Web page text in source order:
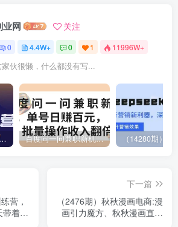
业网 关注
0 4.4W+ 0 1 11996W+
家伙很懒，什么都没有写...
业到内容到转化一站式学 价值5980元 百度问一问兼职新机遇，单号日赚百元，批量操作收入翻倍
营，
带着做
下一篇
（2476期）秋秋漫画电商:漫
画引力魔方、秋秋漫画直通